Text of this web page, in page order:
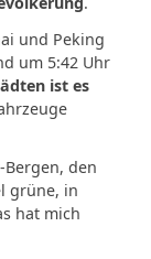
und Peking
um 5:42 Uhr
ist es
den
grüne, in
hat mich